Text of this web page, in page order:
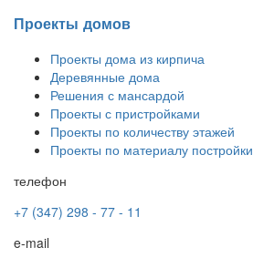
Проекты домов
Проекты дома из кирпича
Деревянные дома
Решения с мансардой
Проекты с пристройками
Проекты по количеству этажей
Проекты по материалу постройки
телефон
+7 (347) 298 - 77 - 11
e-mail